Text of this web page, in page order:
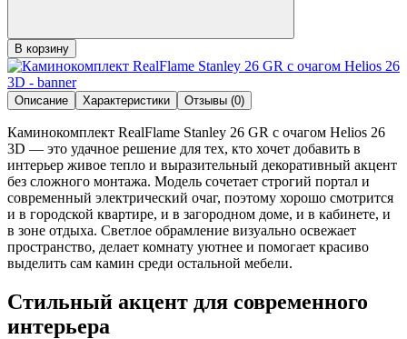
В корзину
Описание Характеристики Отзывы (0)
Каминокомплект RealFlame Stanley 26 GR с очагом Helios 26
3D — это удачное решение для тех, кто хочет добавить в
интерьер живое тепло и выразительный декоративный акцент
без сложного монтажа. Модель сочетает строгий портал и
современный электрический очаг, поэтому хорошо смотрится
и в городской квартире, и в загородном доме, и в кабинете, и
в зоне отдыха. Светлое обрамление визуально освежает
пространство, делает комнату уютнее и помогает красиво
выделить сам камин среди остальной мебели.
Стильный акцент для современного
интерьера